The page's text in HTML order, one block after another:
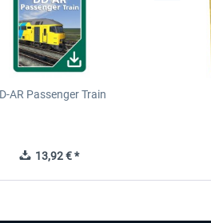
AR Passenger Train
13,92 € *